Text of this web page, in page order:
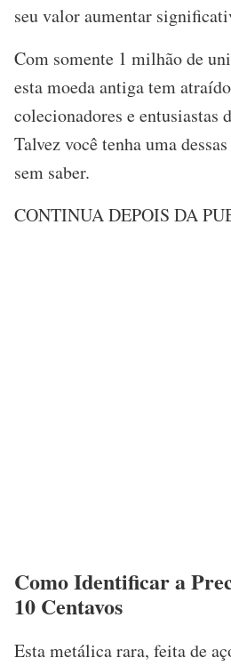
seu valor aumentar
Com somente 1 milhão de
esta moeda antiga tem
colecionadores e entusiastas
Talvez você tenha uma
sem saber.
CONTINUA DEPOIS DA
Como Identificar a
10 Centavos
Esta metálica rara, feita de